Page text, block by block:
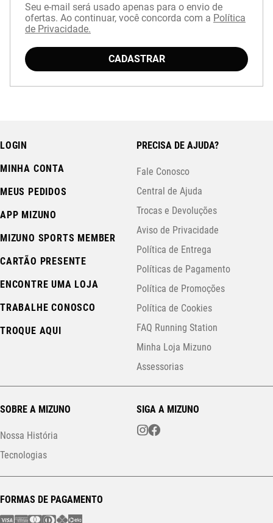
Seu e-mail será usado apenas para o envio de
ofertas. Ao continuar, você concorda com a Política
de Privacidade.
CADASTRAR
LOGIN
MINHA CONTA
MEUS PEDIDOS
APP MIZUNO
MIZUNO SPORTS MEMBER
CARTÃO PRESENTE
ENCONTRE UMA LOJA
TRABALHE CONOSCO
TROQUE AQUI
PRECISA DE AJUDA?
Fale Conosco
Central de Ajuda
Trocas e Devoluções
Aviso de Privacidade
Política de Entrega
Políticas de Pagamento
Política de Promoções
Política de Cookies
FAQ Running Station
Minha Loja Mizuno
Assessorias
SOBRE A MIZUNO
Nossa História
Tecnologias
SIGA A MIZUNO
FORMAS DE PAGAMENTO